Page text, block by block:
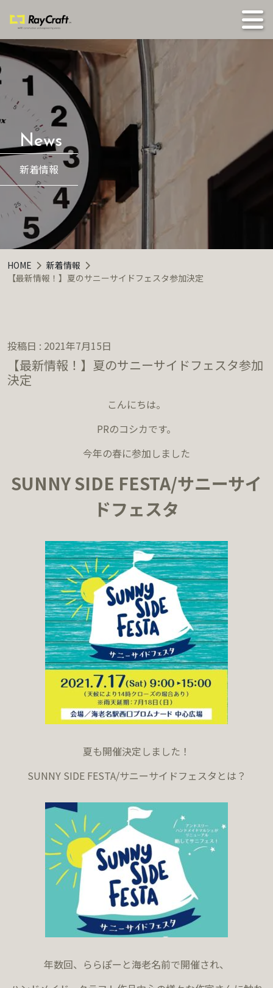
新着情報
HOME
新着情報
【最新情報！】夏のサニーサイドフェスタ参加決定
投稿日 : 2021年7月15日
【最新情報！】夏のサニーサイドフェスタ参加
決定
こんにちは。
PRのコシカです。
今年の春に参加しました
SUNNY SIDE FESTA/サニーサイ
ドフェスタ
夏も開催決定しました！
SUNNY SIDE FESTA/サニーサイドフェスタとは？
年数回、ららぽーと海老名前で開催され、